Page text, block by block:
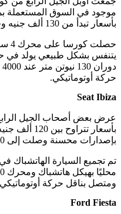
بأسعار تبدأ من 130 ألف جنيه وحتى 180 ألف جنيه.
حركة أوتوماتيكي.
Seat Ibiza
عرض بعض أصحاب الجيل الرابع
بأسعار
بإصدارات محسنة وصلت إلى 200 ألف جنيه.
تم تجميع السيارة الهاتشباك
ومتصل بناقل حركة
Ford Fiesta